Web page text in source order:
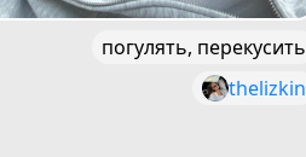
погулять, перекусить
thelizkin